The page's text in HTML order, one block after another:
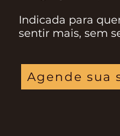
Indicada para
sentir mais, sem
Agende sua